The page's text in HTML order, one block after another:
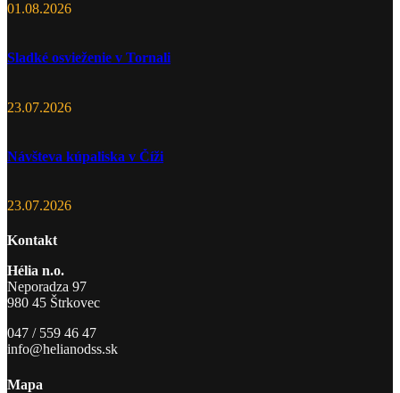
01.08.2026
Sladké osvieženie v Tornali
23.07.2026
Návšteva kúpaliska v Číži
23.07.2026
Kontakt
Hélia n.o.
Neporadza 97
980 45 Štrkovec
047 / 559 46 47
info@helianodss.sk
Mapa